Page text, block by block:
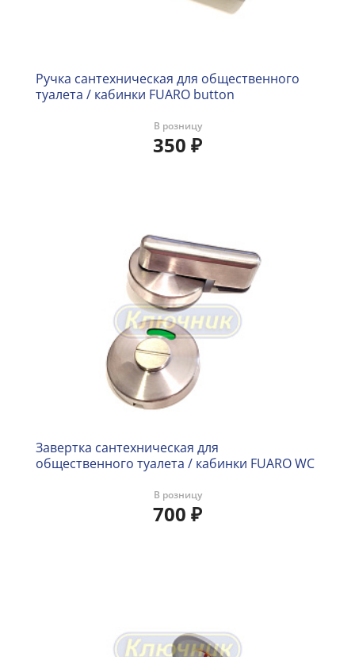
Ручка сантехническая для общественного
туалета / кабинки FUARO button
В розницу
350 ₽
Завертка сантехническая для
общественного туалета / кабинки FUARO WC
В розницу
700 ₽